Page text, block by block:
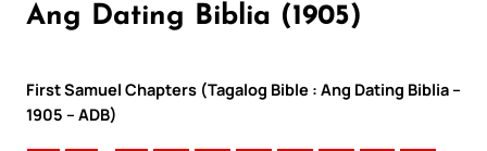
Ang Dating Biblia (1905)
First Samuel Chapters (Tagalog Bible : Ang Dating Biblia –
1905 – ADB)